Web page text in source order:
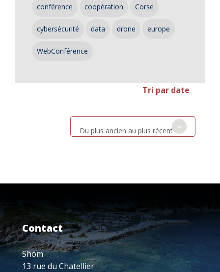
conférence coopération Corse
cybersécurité data drone europe
WebConférence
Tri par date
Du plus ancien au plus récent
Contact
Shom
13 rue du Chatellier